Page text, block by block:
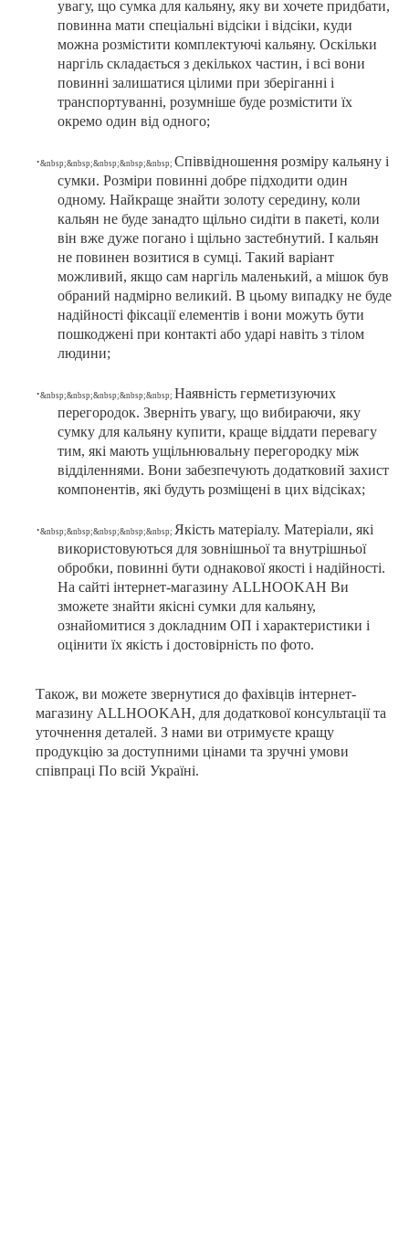
увагу, що сумка для кальяну, яку ви хочете придбати,
повинна мати спеціальні відсіки і відсіки, куди
можна розмістити комплектуючі кальяну. Оскільки
наргіль складається з декількох частин, і всі вони
повинні залишатися цілими при зберіганні і
транспортуванні, розумніше буде розмістити їх
окремо один від одного;
·&nbsp;&nbsp;&nbsp;&nbsp;&nbsp; Співвідношення розміру кальяну і
сумки. Розміри повинні добре підходити один
одному. Найкраще знайти золоту середину, коли
кальян не буде занадто щільно сидіти в пакеті, коли
він вже дуже погано і щільно застебнутий. І кальян
не повинен возитися в сумці. Такий варіант
можливий, якщо сам наргіль маленький, а мішок був
обраний надмірно великий. В цьому випадку не буде
надійності фіксації елементів і вони можуть бути
пошкоджені при контакті або ударі навіть з тілом
людини;
·&nbsp;&nbsp;&nbsp;&nbsp;&nbsp; Наявність герметизуючих
перегородок. Зверніть увагу, що вибираючи, яку
сумку для кальяну купити, краще віддати перевагу
тим, які мають ущільнювальну перегородку між
відділеннями. Вони забезпечують додатковий захист
компонентів, які будуть розміщені в цих відсіках;
·&nbsp;&nbsp;&nbsp;&nbsp;&nbsp; Якість матеріалу. Матеріали, які
використовуються для зовнішньої та внутрішньої
обробки, повинні бути однакової якості і надійності.
На сайті інтернет-магазину ALLHOOKAH Ви
зможете знайти якісні сумки для кальяну,
ознайомитися з докладним ОП і характеристики і
оцінити їх якість і достовірність по фото.
Також, ви можете звернутися до фахівців інтернет-
магазину ALLHOOKAH, для додаткової консультації та
уточнення деталей. З нами ви отримуєте кращу
продукцію за доступними цінами та зручні умови
співпраці По всій Україні.